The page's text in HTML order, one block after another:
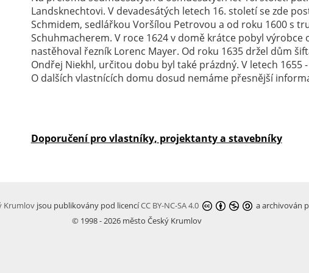
Landsknechtovi. V devadesátých letech 16. století se zde
Schmidem, sedlářkou Voršílou Petrovou a od roku 1600 s
Schuhmacherem. V roce 1624 v domě krátce pobyl výrobce
nastěhoval řezník Lorenc Mayer. Od roku 1635 držel dům
Ondřej Niekhl, určitou dobu byl také prázdný. V letech 1655
O dalších vlastnících domu dosud nemáme přesnější
Doporučení pro vlastníky, projektanty a stavebníky
Krumlov jsou publikovány pod licencíCC BY-NC-SA 4.0 a archivován
© 1998 - 2026 město Český Krumlov